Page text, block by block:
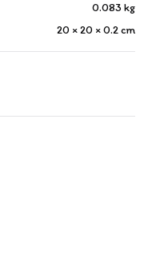
0.083 kg
20 × 20 × 0.2cm